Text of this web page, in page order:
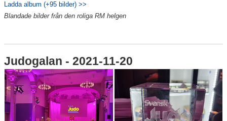
Ladda album (+95 bilder) >>
Blandade bilder från den roliga RM helgen
Judogalan - 2021-11-20